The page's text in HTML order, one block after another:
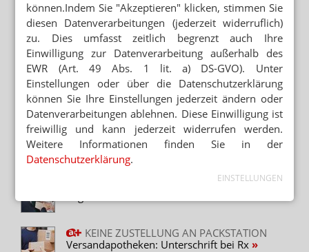
können.Indem Sie "Akzeptieren" klicken, stimmen Sie
diesen Datenverarbeitungen (jederzeit widerruflich)
zu. Dies umfasst zeitlich begrenzt auch Ihre
Einwilligung zur Datenverarbeitung außerhalb des
EWR (Art. 49 Abs. 1 lit. a) DS-GVO). Unter
Einstellungen oder über die Datenschutzerklärung
können Sie Ihre Einstellungen jederzeit ändern oder
Datenverarbeitungen ablehnen. Diese Einwilligung ist
freiwillig und kann jederzeit widerrufen werden.
Weitere Informationen finden Sie in der
Datenschutzerklärung.
EINSTELLUNGEN
MANGELNDE TEMPERATURKONTROLLE BEI
VERSENDERN
FA: Warum zahlen Kassen wirkungslose
Medikamente?
APORETRO – DER SATIRISCHE
WOCHENRÜCKBLICK
Plan B: Apotheken kontrollieren
Versenderpakete
KOMMENTAR
Warken knickt vor Versendern ein
KEINE ZUSTELLUNG AN PACKSTATION
Versandapotheken: Unterschrift bei Rx